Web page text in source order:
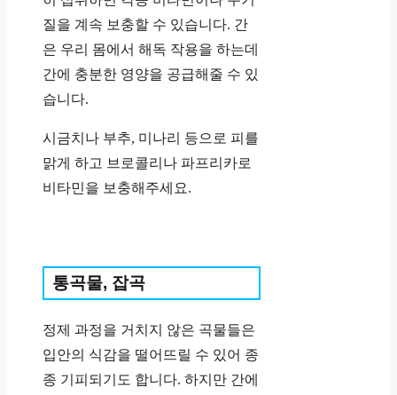
질을 계속 보충할 수 있습니다. 간
은 우리 몸에서 해독 작용을 하는데
간에 충분한 영양을 공급해줄 수 있
습니다.
시금치나 부추, 미나리 등으로 피를
맑게 하고 브로콜리나 파프리카로
비타민을 보충해주세요.
통곡물, 잡곡
정제 과정을 거치지 않은 곡물들은
입안의 식감을 떨어뜨릴 수 있어 종
종 기피되기도 합니다. 하지만 간에